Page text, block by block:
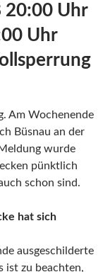
20:00 Uhr
Uhr
Am Wochenende
Büsnau an der
wurde
pünktlich
schon sind.
hat sich
ausgeschilderte
ist zu beachten,